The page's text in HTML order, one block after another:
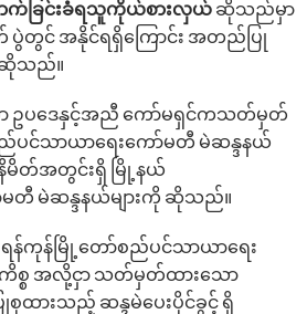
ာက်ခြင်းခံရသူကိုယ်စားလှယ် ဆိုသည်မှာ
ပွဲတွင် အနိုင်ရရှိ‌ကြောင်း အတည်ပြု
ဆိုသည်။
ဥပဒေနှင့်အညီ ကော်မရှင်ကသတ်မှတ်
ပင်သာယာရေးကော်မတီ မဲဆန္ဒနယ်
မိတ်အတွင်းရှိ မြို့နယ်
တီ မဲဆန္ဒနယ်များကို ဆိုသည်။
န်ကုန်မြို့တော်စည်ပင်သာယာရေး
စ္စ အလို့ငှာ သတ်မှတ်ထားသော
စုထားသည့် ဆန္ဒမဲပေးပိုင်ခွင့် ရှိ